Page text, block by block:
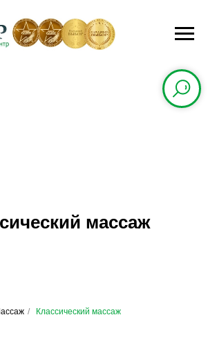
массаж
/ Классический массаж